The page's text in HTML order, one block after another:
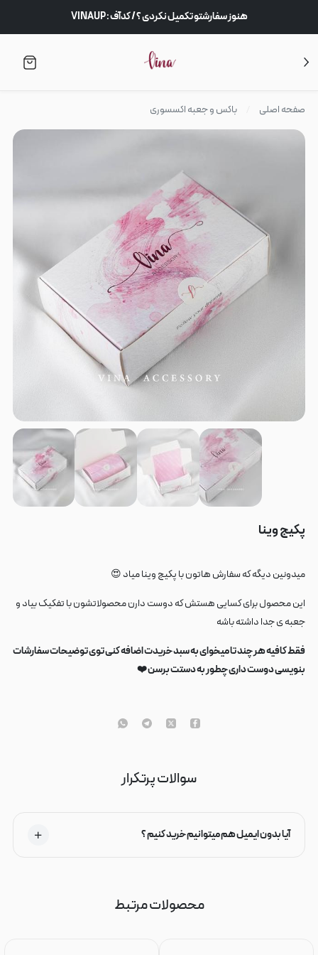
هنوز سفارشتو تکمیل نکردی‌ ؟ / کدآف : VINAUP
صفحه اصلی باکس و جعبه اکسسوری
پکیج وینا
میدونین دیگه که سفارش هاتون با پکیج وینا میاد 😍
این محصول برای کسایی هستش که دوست دارن محصولاتشون با تفکیک بیاد و
جعبه ی جدا داشته باشه
فقط کافیه هر چند تا میخوای به سبد خریدت اضافه کنی توی توضیحات سفارشات
بنویسی دوست داری چطور به دستت برسن ❤️
سوالات پرتکرار
آیا بدون ایمیل هم میتوانیم خرید کنیم ؟
محصولات مرتبط